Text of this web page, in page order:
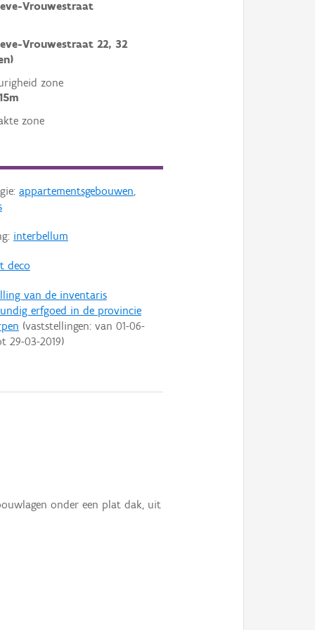
Vrouwestraat
Vrouwestraat 22, 32
zone
zone
appartementsgebouwen,
interbellum
deco
van de inventaris
erfgoed in de provincie
(vaststellingen: van 01-06-
29-03-2019)
onder een plat dak, uit